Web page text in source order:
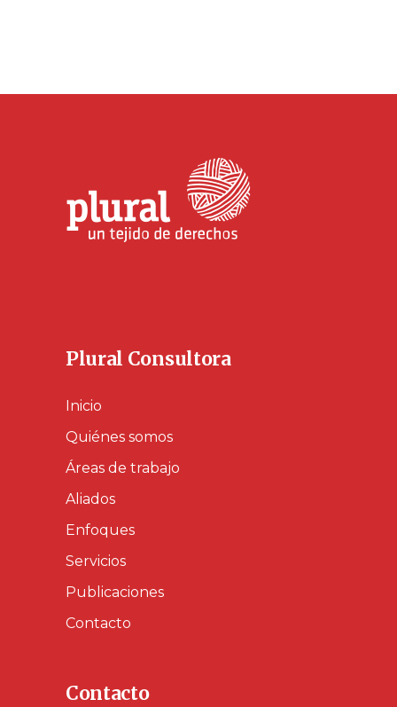
Plural Consultora
Inicio
Quiénes somos
Áreas de trabajo
Aliados
Enfoques
Servicios
Publicaciones
Contacto
Contacto